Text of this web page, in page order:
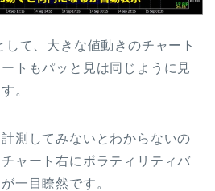
て、大きな値動きのチャート
トもパッと見は同じように見
。
測してみないとわからないの
ャート右にボラティリティバ
一目瞭然です。